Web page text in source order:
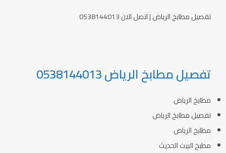
تفصيل مطابخ الرياض | اتصل الان 0538144013
تفصيل مطابخ الرياض 0538144013
مطابخ الرياض
تفصيل مطابخ الرياض
مطابخ الرياض
مطبخ البيت الحديث